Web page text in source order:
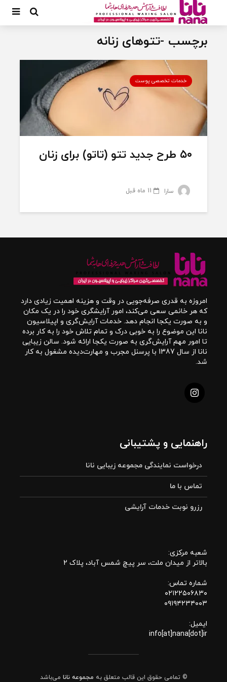
برچسب -تتوهای زنانه
خدمات تخصصی پوست
۵۰ طرح جدید تتو (تاتو) برای زنان
سارا 11 ماه قبل
امروزه به قدری صرفه‌جویی در وقت و هزینه اهمیت زیادی دارد
که هر خانمی سعی می‌کند، امور آرایشگری خود را در یک مکان
و به صورت یکجا انجام دهد. خدمات آرایش‌گری و اپیلاسیون
نانا این موضوع را به خوبی درک و تمام تلاش خود را به کار برده
تا امور مهم آرایش‌گری به صورت یکجا ارائه شود. سالن زیبایی
نانا از سال 1387 با پرسنل مجرب و مهارت‌دیده مشغول به کار
شد.
راهنمایی و پشتیبانی
درخواست نمایندگی مجموعه زیبایی نانا
تماس با ما
رزرو نوبت خدمات آرایشی
شعبه مرکزی:
بالاتر از میدان ملت، سر پیچ شمس آباد، پلاک 2
شماره تماس:
۰۲۱۲۲۵۰۶۸۳۰
۰۹۱۹۴۲۳۴۰۰۳
ایمیل:
info[at]nana[dot]ir
© تمامی حقوق این قالب متعلق به مجموعه نانا می‌باشد